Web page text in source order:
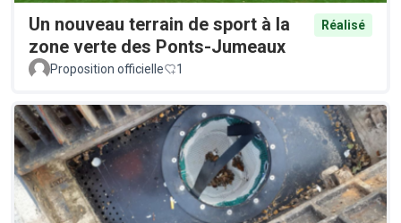
Un nouveau terrain de sport à la
zone verte des Ponts-Jumeaux
Réalisé
Proposition officielle 1